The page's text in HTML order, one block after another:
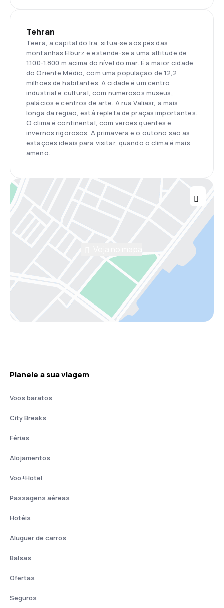
Tehran
Teerã, a capital do Irã, situa-se aos pés das
montanhas Elburz e estende-se a uma altitude de
1.100-1.800 m acima do nível do mar. É a maior cidade
do Oriente Médio, com uma população de 12,2
milhões de habitantes. A cidade é um centro
industrial e cultural, com numerosos museus,
palácios e centros de arte. A rua Valiasr, a mais
longa da região, está repleta de praças importantes.
O clima é continental, com verões quentes e
invernos rigorosos. A primavera e o outono são as
estações ideais para visitar, quando o clima é mais
ameno.
Planeie a sua viagem
Voos baratos
City Breaks
Férias
Alojamentos
Voo+Hotel
Passagens aéreas
Hotéis
Aluguer de carros
Balsas
Ofertas
Seguros